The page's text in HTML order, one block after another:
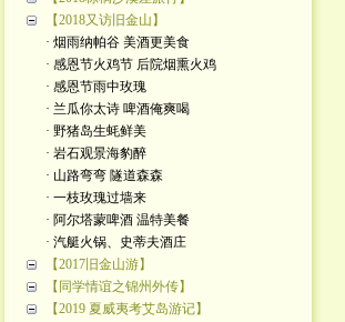
【2018又访旧金山】
· 烟雨纳帕谷 美酒更美食
· 感恩节火鸡节 后院烟熏火鸡
· 感恩节雨中玫瑰
· 兰瓜你太诗 啤酒俺爽喝
· 野猪岛生蚝鲜美
· 岩石观景海豹醉
· 山路弯弯 隧道森森
· 一枝玫瑰过墙来
· 阿尔塔蒙啤酒 温特美餐
· 汽艇火锅、史蒂夫酒庄
【2017旧金山游】
【同学情谊之锦州外传】
【2019 夏威夷考艾岛游记】